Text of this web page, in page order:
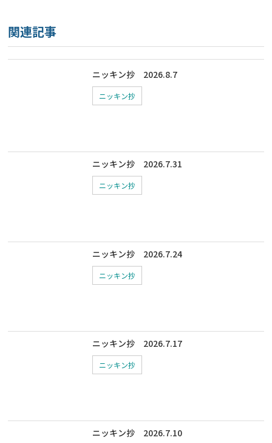
関連記事
ニッキン抄 2026.8.7
ニッキン抄
ニッキン抄 2026.7.31
ニッキン抄
ニッキン抄 2026.7.24
ニッキン抄
ニッキン抄 2026.7.17
ニッキン抄
ニッキン抄 2026.7.10